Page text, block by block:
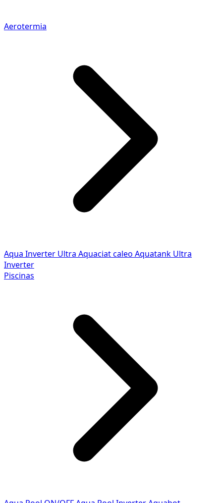
Aerotermia
Aqua Inverter Ultra Aquaciat caleo Aquatank Ultra
Inverter
Piscinas